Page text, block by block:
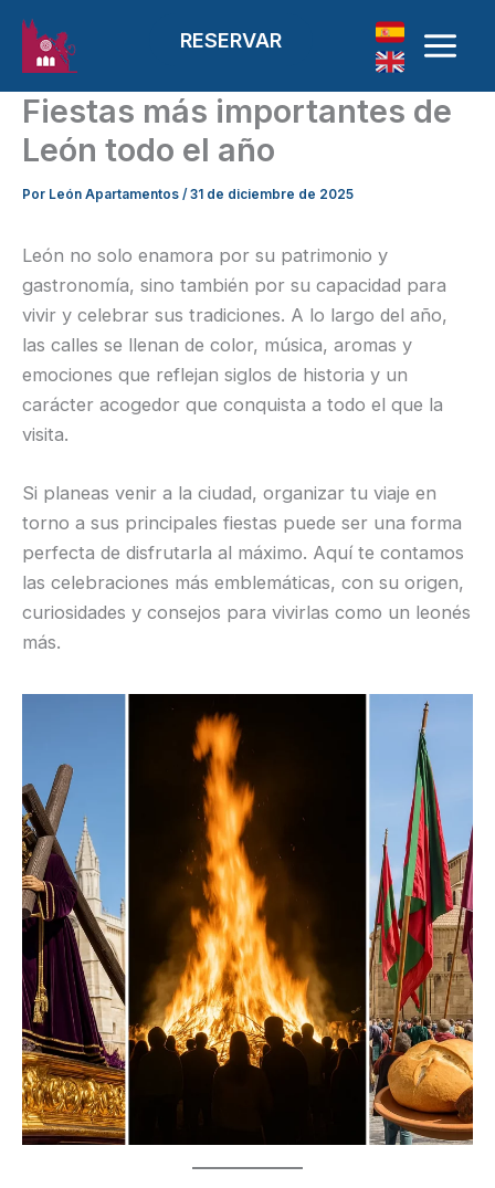
Ir al contenido
RESERVAR
Fiestas más importantes de
León todo el año
Por León Apartamentos /31 de diciembre de 2025
León no solo enamora por su patrimonio y
gastronomía, sino también por su capacidad para
vivir y celebrar sus tradiciones. A lo largo del año,
las calles se llenan de color, música, aromas y
emociones que reflejan siglos de historia y un
carácter acogedor que conquista a todo el que la
visita.
Si planeas venir a la ciudad, organizar tu viaje en
torno a sus principales fiestas puede ser una forma
perfecta de disfrutarla al máximo. Aquí te contamos
las celebraciones más emblemáticas, con su origen,
curiosidades y consejos para vivirlas como un leonés
más.